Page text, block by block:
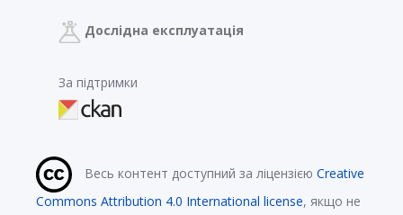
Дослідна експлуатація
За підтримки
Весь контент доступний за ліцензією Creative
Commons Attribution 4.0 International license, якщо не